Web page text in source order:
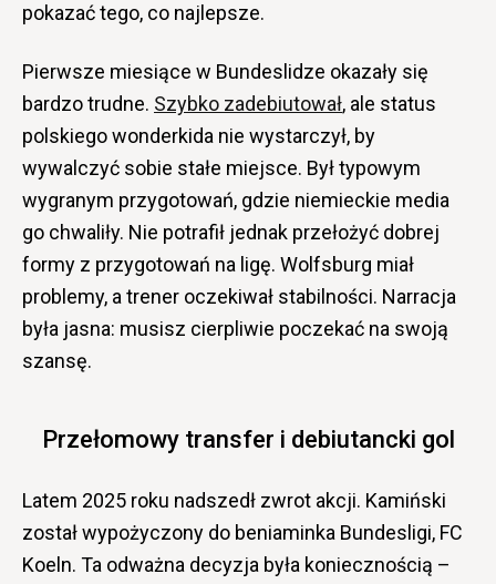
pokazać tego, co najlepsze.
Pierwsze miesiące w Bundeslidze okazały się
bardzo trudne. Szybko zadebiutował, ale status
polskiego wonderkida nie wystarczył, by
wywalczyć sobie stałe miejsce. Był typowym
wygranym przygotowań, gdzie niemieckie media
go chwaliły. Nie potrafił jednak przełożyć dobrej
formy z przygotowań na ligę. Wolfsburg miał
problemy, a trener oczekiwał stabilności. Narracja
była jasna: musisz cierpliwie poczekać na swoją
szansę.
Przełomowy transfer i debiutancki gol
Latem 2025 roku nadszedł zwrot akcji. Kamiński
został wypożyczony do beniaminka Bundesligi, FC
Koeln. Ta odważna decyzja była koniecznością –